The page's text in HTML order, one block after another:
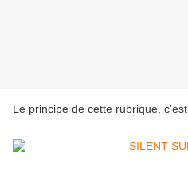
Le principe de cette rubrique, c'est